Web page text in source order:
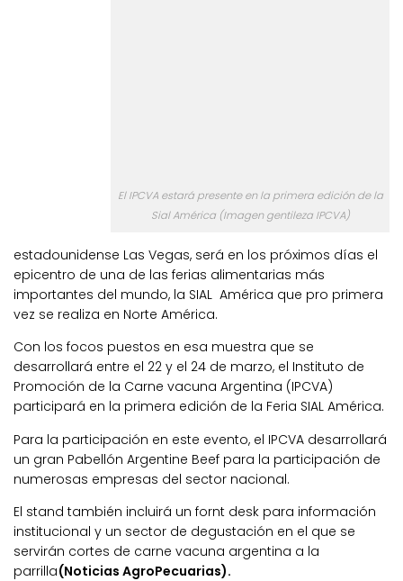
El IPCVA estará presente en la primera edición de la
Sial América (Imagen gentileza IPCVA)
estadounidense Las Vegas, será en los próximos días el
epicentro de una de las ferias alimentarias más
importantes del mundo, la SIAL América que pro primera
vez se realiza en Norte América.
Con los focos puestos en esa muestra que se
desarrollará entre el 22 y el 24 de marzo, el Instituto de
Promoción de la Carne vacuna Argentina (IPCVA)
participará en la primera edición de la Feria SIAL América.
Para la participación en este evento, el IPCVA desarrollará
un gran Pabellón Argentine Beef para la participación de
numerosas empresas del sector nacional.
El stand también incluirá un fornt desk para información
institucional y un sector de degustación en el que se
servirán cortes de carne vacuna argentina a la
parrilla(Noticias AgroPecuarias).